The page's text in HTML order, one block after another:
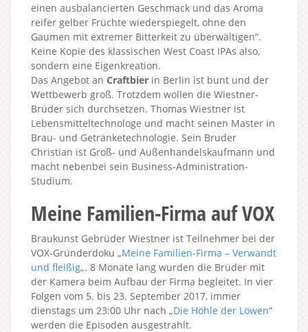
einen ausbalancierten Geschmack und das Aroma
reifer gelber Früchte wiederspiegelt, ohne den
Gaumen mit extremer Bitterkeit zu überwältigen“.
Keine Kopie des klassischen West Coast IPAs also,
sondern eine Eigenkreation.
Das Angebot an Craftbier in Berlin ist bunt und der
Wettbewerb groß. Trotzdem wollen die Wiestner-
Brüder sich durchsetzen. Thomas Wiestner ist
Lebensmitteltechnologe und macht seinen Master in
Brau- und Getränketechnologie. Sein Bruder
Christian ist Groß- und Außenhandelskaufmann und
macht nebenbei sein Business-Administration-
Studium.
Meine Familien-Firma auf VOX
Braukunst Gebrüder Wiestner ist Teilnehmer bei der
VOX-Gründerdoku „Meine Familien-Firma – Verwandt
und fleißig„. 8 Monate lang wurden die Brüder mit
der Kamera beim Aufbau der Firma begleitet. In vier
Folgen vom 5. bis 23. September 2017, immer
dienstags um 23:00 Uhr nach „Die Höhle der Löwen“
werden die Episoden ausgestrahlt.